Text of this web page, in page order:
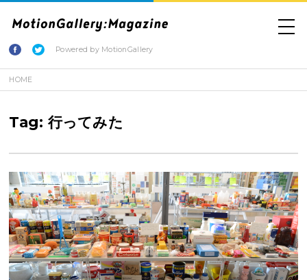
Powered by MotionGallery
HOME
Tag: 行ってみた